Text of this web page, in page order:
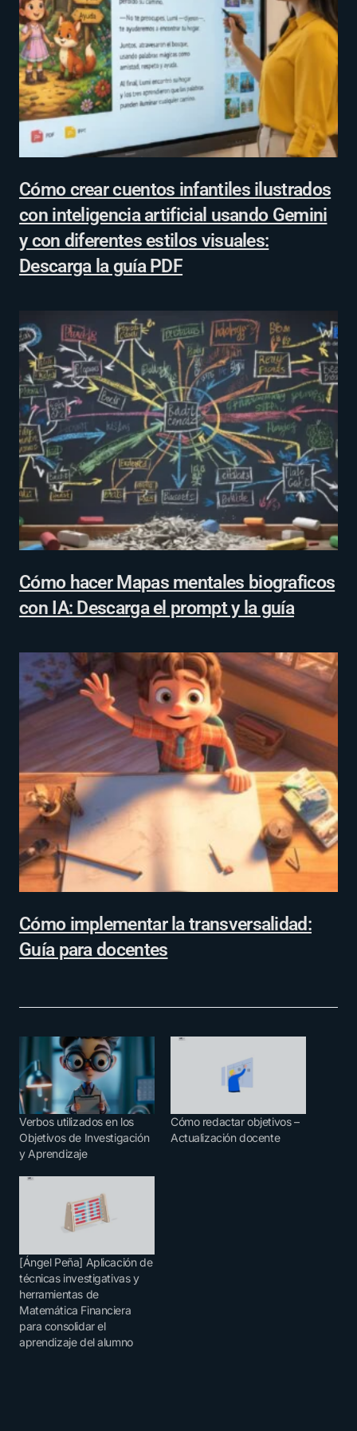
Cómo crear cuentos infantiles ilustrados
con inteligencia artificial usando Gemini
y con diferentes estilos visuales:
Descarga la guía PDF
Cómo hacer Mapas mentales biograficos
con IA: Descarga el prompt y la guía
Cómo implementar la transversalidad:
Guía para docentes
Verbos utilizados en los
Objetivos de Investigación
y Aprendizaje
Cómo redactar objetivos –
Actualización docente
[Ángel Peña] Aplicación de
técnicas investigativas y
herramientas de
Matemática Financiera
para consolidar el
aprendizaje del alumno